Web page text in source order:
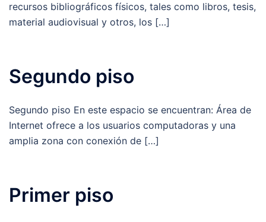
recursos bibliográficos físicos, tales como libros, tesis,
material audiovisual y otros, los […]
Segundo piso
Segundo piso En este espacio se encuentran: Área de
Internet ofrece a los usuarios computadoras y una
amplia zona con conexión de […]
Primer piso